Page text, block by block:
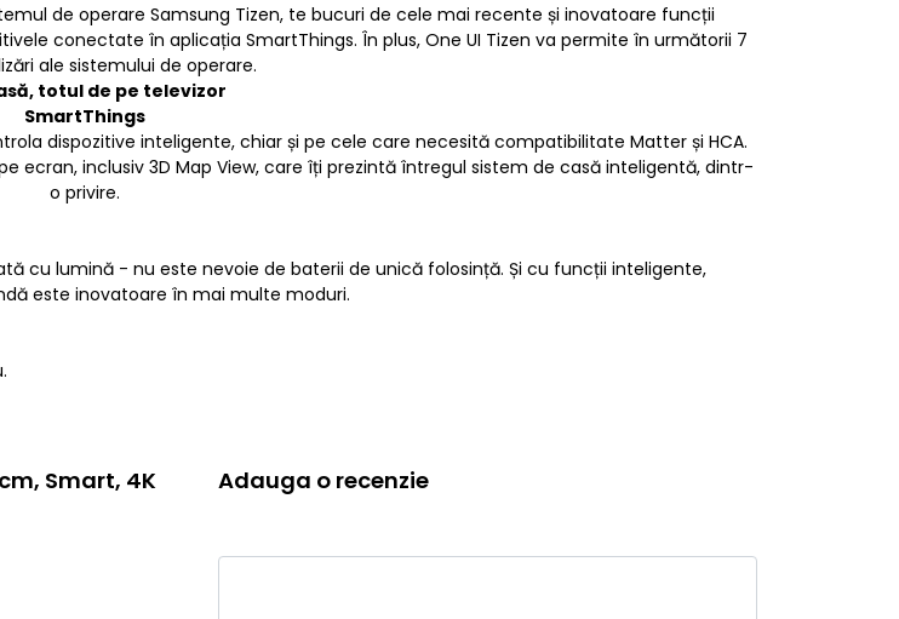
de operare Samsung Tizen, te bucuri de cele mai recente și inovatoare funcții
conectate în aplicația SmartThings. În plus, One UI Tizen va permite în următorii 7
ale sistemului de operare.
totul de pe televizor
SmartThings
dispozitive inteligente, chiar și pe cele care necesită compatibilitate Matter și HCA.
ecran, inclusiv 3D Map View, care îți prezintă întregul sistem de casă inteligentă, dintr-
o privire.
cu lumină - nu este nevoie de baterii de unică folosință. Și cu funcții inteligente,
este inovatoare în mai multe moduri.
cm, Smart, 4K
Adauga o recenzie